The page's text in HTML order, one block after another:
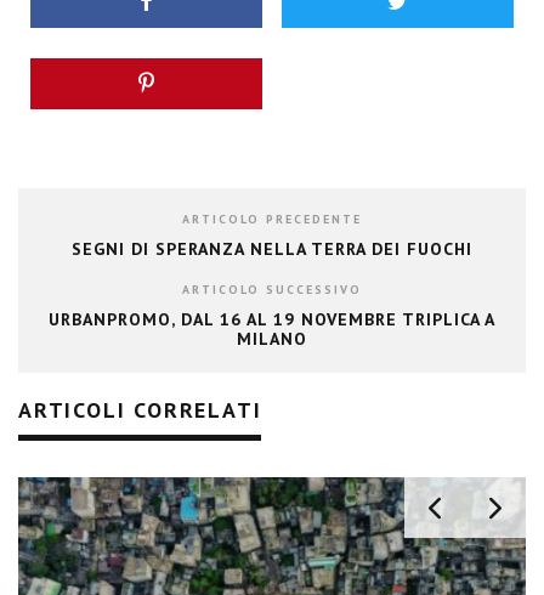
ARTICOLO PRECEDENTE
SEGNI DI SPERANZA NELLA TERRA DEI FUOCHI
ARTICOLO SUCCESSIVO
URBANPROMO, DAL 16 AL 19 NOVEMBRE TRIPLICA A
MILANO
ARTICOLI CORRELATI